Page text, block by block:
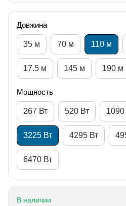
Довжина
35 м 70 м 110 м
17.5 м 145 м 190 м
Мощность
267 Вт 520 Вт 1090
3225 Вт 4295 Вт
6470 Вт
В наличии